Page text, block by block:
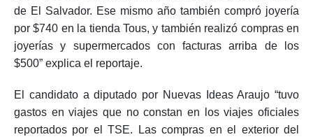
de El Salvador. Ese mismo año también compró joyería
por $740 en la tienda Tous, y también realizó compras en
joyerías y supermercados con facturas arriba de los
$500” explica el reportaje.
El candidato a diputado por Nuevas Ideas Araujo “tuvo
gastos en viajes que no constan en los viajes oficiales
reportados por el TSE. Las compras en el exterior del